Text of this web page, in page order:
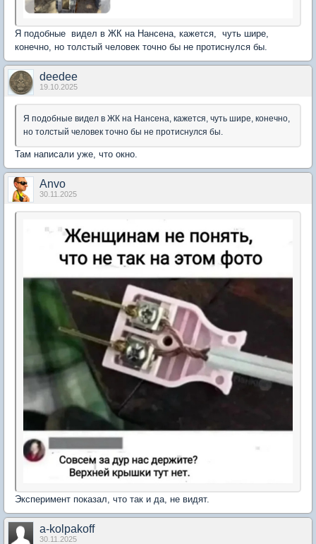
Я подобные видел в ЖК на Нансена, кажется, чуть шире,
конечно, но толстый человек точно бы не протиснулся бы.
deedee
19.10.2025
Я подобные видел в ЖК на Нансена, кажется, чуть шире, конечно,
но толстый человек точно бы не протиснулся бы.
Там написали уже, что окно.
Anvo
30.11.2025
Эксперимент показал, что так и да, не видят.
a-kolpakoff
30.11.2025